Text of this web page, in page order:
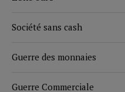
Société sans cash
Guerre des monnaies
Guerre Commerciale